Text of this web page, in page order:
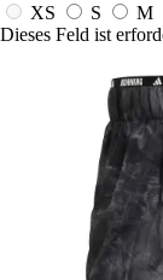
XS
S M
Dieses Feld ist